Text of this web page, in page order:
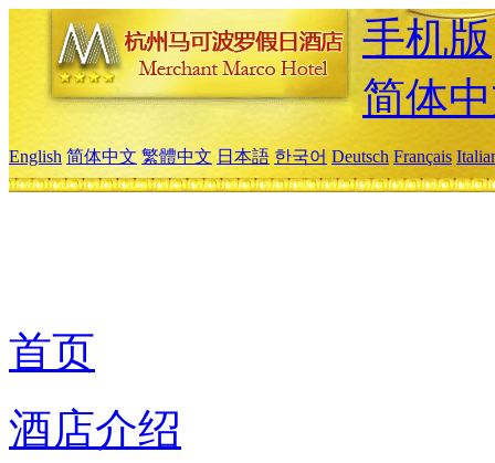
手机版
简体
English 简体中文 繁體中文 日本語 한국어 Deutsch Français
首页
酒店介绍